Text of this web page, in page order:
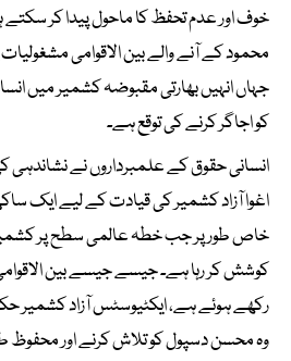
خوف اور عدم تحفظ کا ماحول پیدا کر
محمود کے آنے والے بین الاقوامی مشغولیات
جہاں انہیں بھارتی مقبوضہ کشمیر میں
کو اجاگر کرنے کی توقع ہے۔
انسانی حقوق کے علمبرداروں نے
اغوا آزاد کشمیر کی قیادت کے لیے ایک
خاص طور پر جب خطہ عالمی سطح پر
کوشش کر رہا ہے۔ جیسے جیسے بین
رکھے ہوئے ہے، ایکٹیوسٹس آزاد کشمیر
وہ محسن دسپول کو تلاش کرنے اور محفوظ